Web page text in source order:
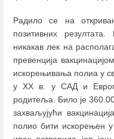
Радило се на
позитивних
никакав лек на
превенција
искорењивања полиа у
у ХХ в. у САД и
родитеља. Било је
захваљујући
полио бити искорењен